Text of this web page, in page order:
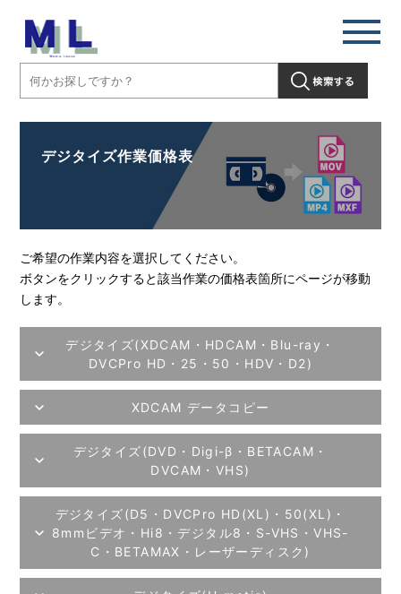
デジタイズ作業価格表
ご希望の作業内容を選択してください。
ボタンをクリックすると該当作業の価格表箇所にページが移動
します。
デジタイズ(XDCAM・HDCAM・Blu-ray・
DVCPro HD・25・50・HDV・D2)
XDCAM データコピー
デジタイズ(DVD・Digi-β・BETACAM・
DVCAM・VHS)
デジタイズ(D5・DVCPro HD(XL)・50(XL)・
8mmビデオ・Hi8・デジタル8・S-VHS・VHS-
C・BETAMAX・レーザーディスク)